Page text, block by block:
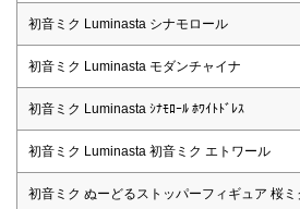
初音ミク Luminasta シナモロール
初音ミク Luminasta モダンチャイナ
初音ミク Luminasta ｼﾅﾓﾛｰﾙ ﾎﾜｲﾄﾄﾞﾚｽ
初音ミク Luminasta 初音ミク エトワール
初音ミク ぬーどるストッパーフィギュア 桜